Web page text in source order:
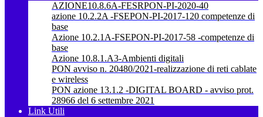
AZIONE10.8.6A-FESRPON-PI-2020-40
azione 10.2.2A -FSEPON-PI-2017-120 competenze di
base
Azione 10.2.1A-FSEPON-PI-2017-58 -competenze di
base
Azione 10.8.1.A3-Ambienti digitali
PON avviso n. 20480/2021-realizzazione di reti cablate
e wireless
PON azione 13.1.2 -DIGITAL BOARD - avviso prot.
28966 del 6 settembre 2021
Link Utili